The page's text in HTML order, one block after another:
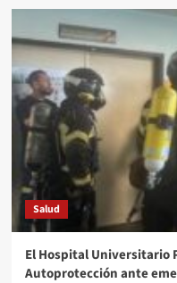
Salud
El Hospital Universitario
Autoprotección ante